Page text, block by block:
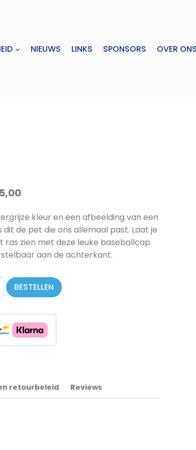
NIEUWS LINKS SPONSORS OVER ONS
Huidige
is:
€ 15,00.
kleur en een afbeelding van een
dit de pet die ons allemaal past. Laat je
ras zien met deze leuke baseballcap.
aan de achterkant.
BESTELLEN
retourbeleid Reviews